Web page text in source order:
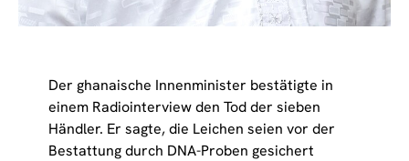
Der ghanaische Innenminister bestätigte in
einem Radiointerview den Tod der sieben
Händler. Er sagte, die Leichen seien vor der
Bestattung durch DNA-Proben gesichert